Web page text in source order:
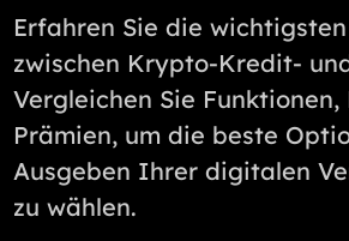
Erfahren Sie die
zwischen Krypto-Kredit-
Vergleichen Sie Funktionen,
Prämien, um die beste
Ausgeben Ihrer digitalen
zu wählen.